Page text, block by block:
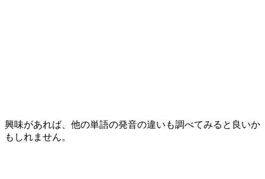
興味があれば、他の単語の発音の違いも調べてみると良いか
もしれません。